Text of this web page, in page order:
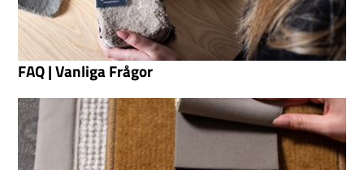
FAQ | Vanliga Frågor